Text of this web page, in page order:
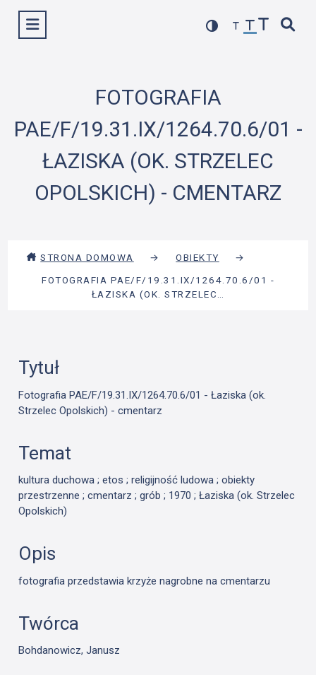
Wyświetl menu
FOTOGRAFIA
PAE/F/19.31.IX/1264.70.6/01 -
ŁAZISKA (OK. STRZELEC
OPOLSKICH) - CMENTARZ
STRONA DOMOWA → OBIEKTY
→
FOTOGRAFIA PAE/F/19.31.IX/1264.70.6/01 -
ŁAZISKA (OK. STRZELEC…
Tytuł
Fotografia PAE/F/19.31.IX/1264.70.6/01 - Łaziska (ok.
Strzelec Opolskich) - cmentarz
Temat
kultura duchowa ; etos ; religijność ludowa ; obiekty
przestrzenne ; cmentarz ; grób ; 1970 ; Łaziska (ok. Strzelec
Opolskich)
Opis
fotografia przedstawia krzyże nagrobne na cmentarzu
Twórca
Bohdanowicz, Janusz